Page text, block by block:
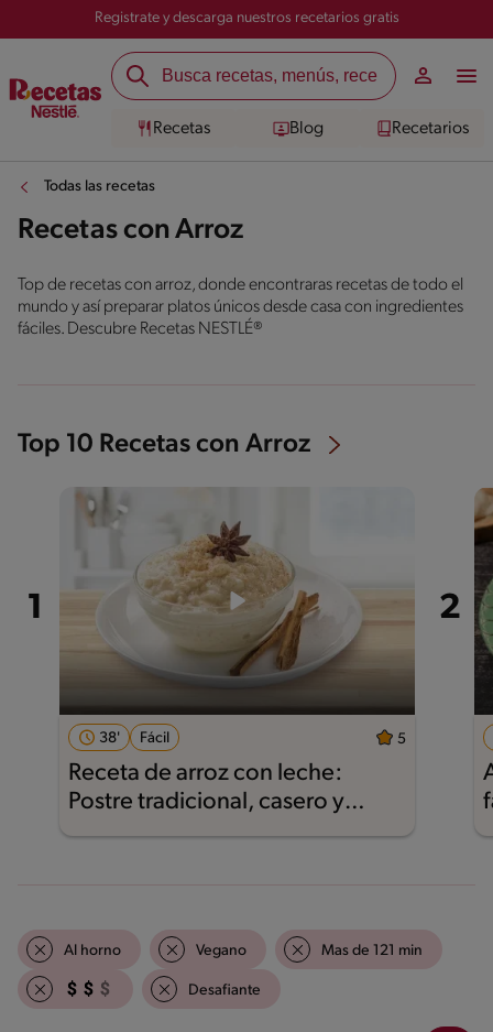
Registrate y descarga nuestros recetarios gratis
Recetas Blog Recetarios
Todas las recetas
Recetas con Arroz
Top de recetas con arroz, donde encontraras recetas de todo el
mundo y así preparar platos únicos desde casa con ingredientes
fáciles. Descubre Recetas NESTLÉ®
Top 10 Recetas con Arroz
38' Fácil 5
Receta de arroz con leche:
Postre tradicional, casero y
delicioso
Al horno Vegano Mas de 121 min
Desafiante